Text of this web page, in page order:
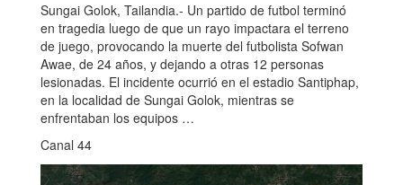
Sungai Golok, Tailandia.- Un partido de futbol terminó
en tragedia luego de que un rayo impactara el terreno
de juego, provocando la muerte del futbolista Sofwan
Awae, de 24 años, y dejando a otras 12 personas
lesionadas. El incidente ocurrió en el estadio Santiphap,
en la localidad de Sungai Golok, mientras se
enfrentaban los equipos …
Canal 44